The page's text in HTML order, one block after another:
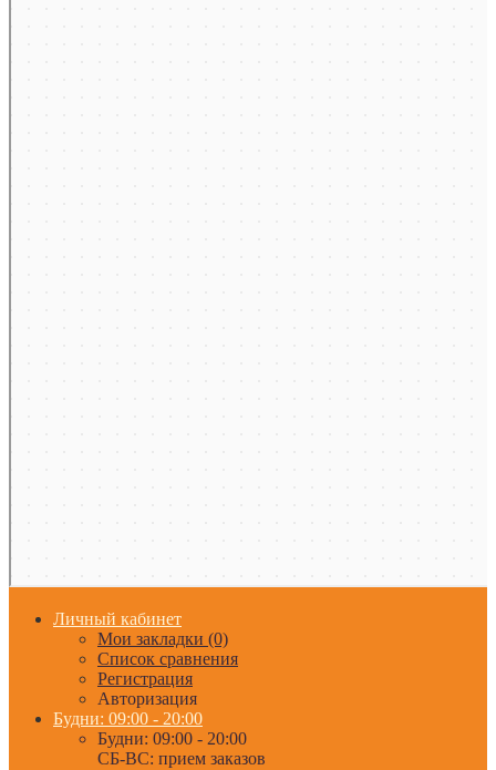
Личный кабинет
Мои закладки (0)
Список сравнения
Регистрация
Авторизация
Будни: 09:00 - 20:00
Будни: 09:00 - 20:00
СБ-ВС: прием заказов